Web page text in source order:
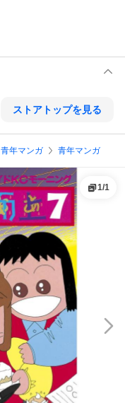
ストアトップを見る
青年マンガ 青年マンガ
1/1